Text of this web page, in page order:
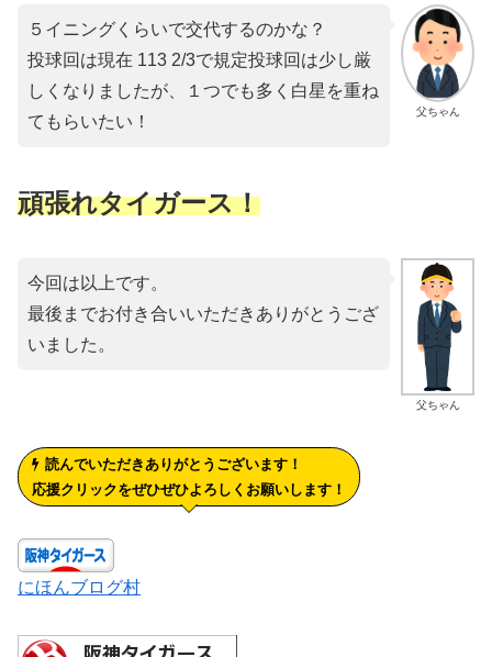
父ちゃん
５イニングくらいで交代するのかな？
投球回は現在 113 2/3で規定投球回は少し厳
しくなりましたが、１つでも多く白星を重ね
てもらいたい！
頑張れタイガース！
父ちゃん
今回は以上です。
最後までお付き合いいただきありがとうござ
いました。
読んでいただきありがとうございます！
応援クリックをぜひぜひよろしくお願いします！
にほんブログ村